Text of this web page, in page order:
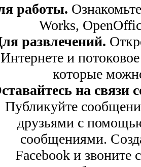
работы.
Works,
развлечений.
Интернете и
которые
на связи
Публикуйте
друзьями с
сообщениями.
Facebook и